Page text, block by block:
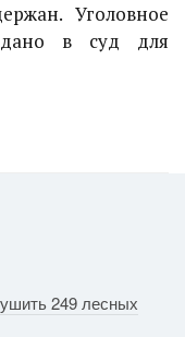
Уголовное
в суд для
249 лесных